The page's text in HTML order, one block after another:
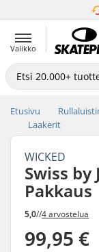
Valikko
Etusivu
Laakerit
WICKED
Swiss by
Pakkaus
5,0//4 arvostelua
99,95 €